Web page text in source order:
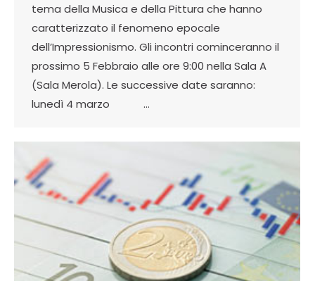
tema della Musica e della Pittura che hanno
caratterizzato il fenomeno epocale
dell’Impressionismo. Gli incontri cominceranno il
prossimo 5 Febbraio alle ore 9:00 nella Sala A
(Sala Merola). Le successive date saranno:
lunedì 4 marzo …